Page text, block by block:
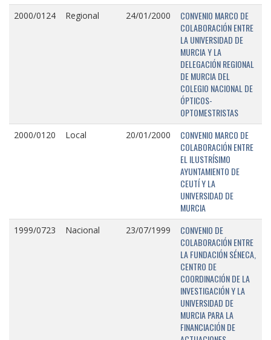
2000/0124 Regional 24/01/2000
CONVENIO MARCO DE
COLABORACIÓN ENTRE
LA UNIVERSIDAD DE
MURCIA Y LA
DELEGACIÓN REGIONAL
DE MURCIA DEL
COLEGIO NACIONAL DE
ÓPTICOS-
OPTOMESTRISTAS
2000/0120 Local 20/01/2000
CONVENIO MARCO DE
COLABORACIÓN ENTRE
EL ILUSTRÍSIMO
AYUNTAMIENTO DE
CEUTÍ Y LA
UNIVERSIDAD DE
MURCIA
1999/0723 Nacional 23/07/1999
CONVENIO DE
COLABORACIÓN ENTRE
LA FUNDACIÓN SÉNECA,
CENTRO DE
COORDINACIÓN DE LA
INVESTIGACIÓN Y LA
UNIVERSIDAD DE
MURCIA PARA LA
FINANCIACIÓN DE